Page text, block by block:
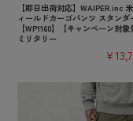
【即日出荷対応】WAIPER.inc
ィールドカーゴパンツ スタンダ
【WP1160】【キャンペーン対象
ミリタリー